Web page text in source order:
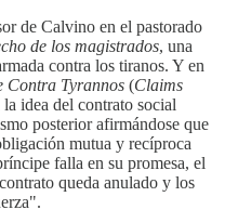
de Calvino en el pastorado
de los magistrados, una
contra los tiranos. Y en
Contra Tyrannos (Claims
idea del contrato social
posterior afirmándose que
mutua y recíproca
falla en su promesa, el
queda anulado y los